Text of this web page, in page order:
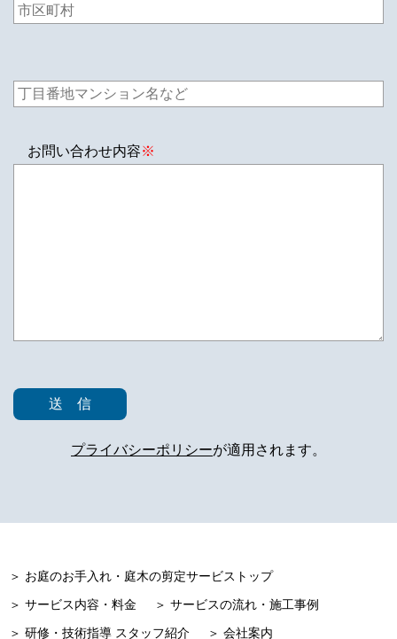
お問い合わせ内容※
プライバシーポリシーが適用されます。
＞ お庭のお手入れ・庭木の剪定サービストップ
＞ サービス内容・料金
＞ サービスの流れ・施工事例
＞ 研修・技術指導 スタッフ紹介
＞ 会社案内